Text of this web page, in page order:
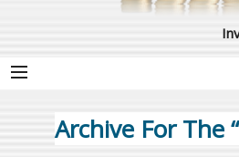
Archive For The